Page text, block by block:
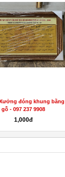
Xưởng đóng khung bằng
gỗ - 097 237 9908
1,000đ